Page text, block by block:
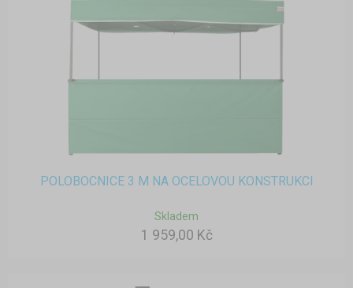
POLOBOCNICE 3 M NA OCELOVOU KONSTRUKCI
Skladem
1 959,00 Kč